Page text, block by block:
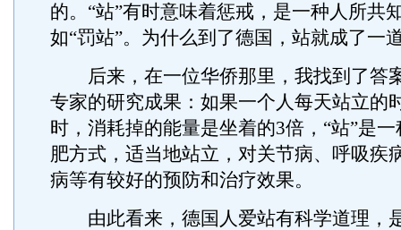
的。“站”有时意味着惩戒，是一种人所共
如“罚站”。为什么到了德国，站就成了一
后来，在一位华侨那里，我找到了答
专家的研究成果：如果一个人每天站立的
时，消耗掉的能量是坐着的3倍，“站”是
肥方式，适当地站立，对关节病、呼吸疾
病等有较好的预防和治疗效果。
由此看来，德国人爱站有科学道理，